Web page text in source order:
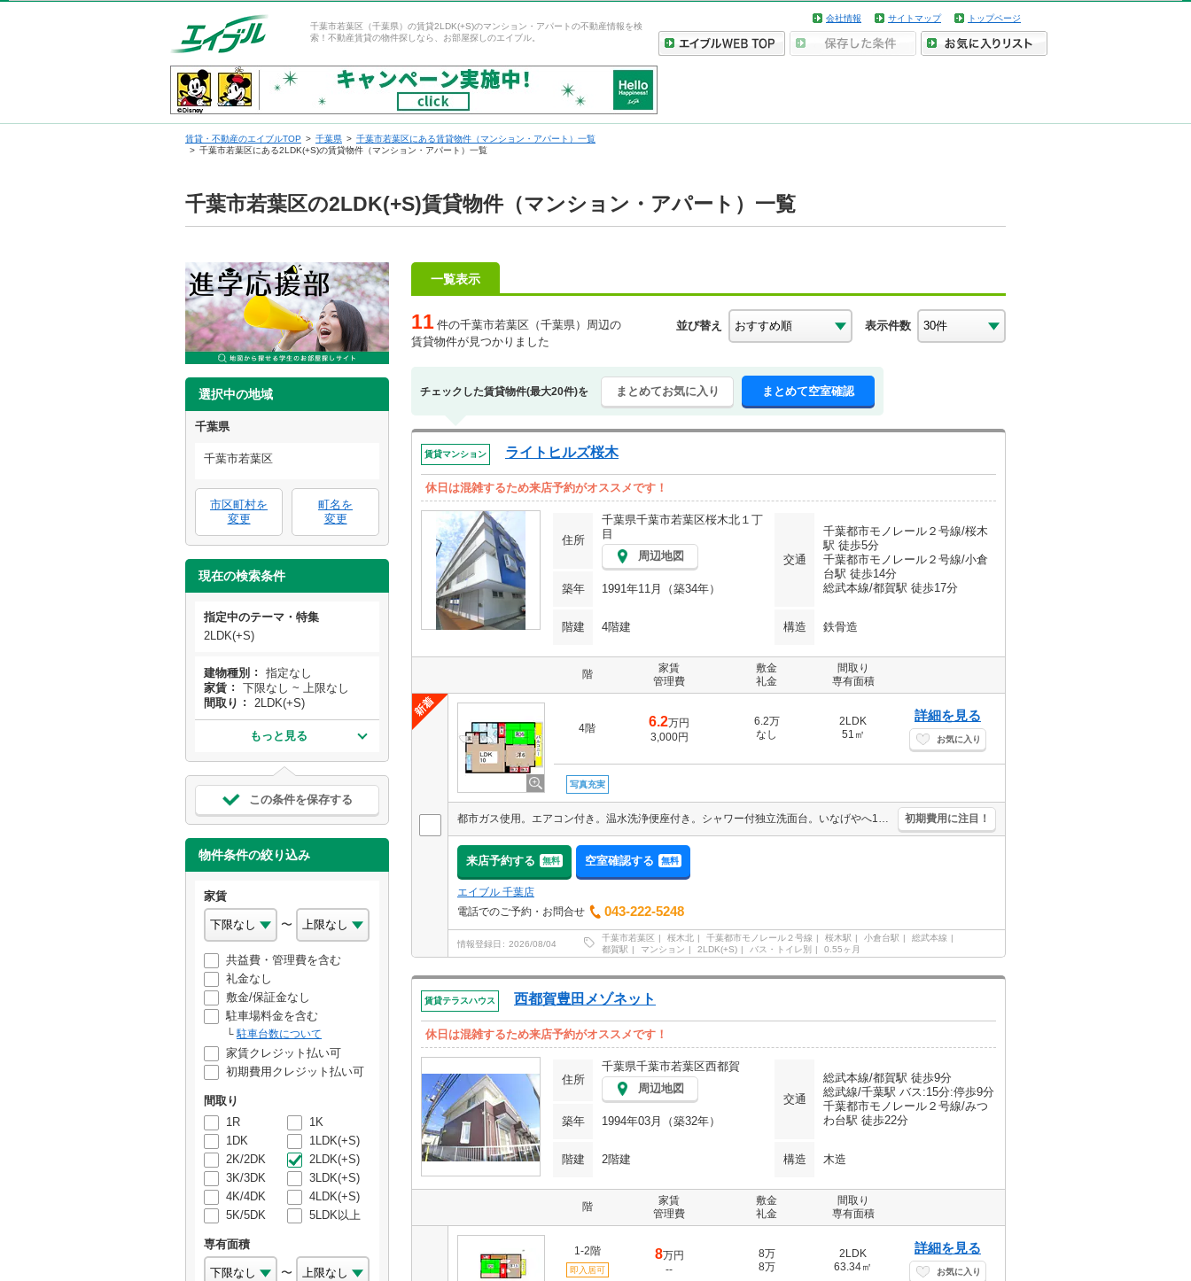
千葉市若葉区（千葉県）の賃貸2LDK(+S)のマンション・アパートの不動産情報を検
索！不動産賃貸の物件探しなら、お部屋探しのエイブル。
会社情報 サイトマップ トップページ
賃貸・不動産のエイブルTOP 千葉県
千葉市若葉区にある賃貸物件（マンション・アパート）一覧
千葉市若葉区にある2LDK(+S)の賃貸物件（マンション・アパート）一覧
千葉市若葉区の2LDK(+S)賃貸物件（マンション・アパート）一覧
選択中の地域
千葉県
千葉市若葉区
市区町村を
変更
町名を
変更
現在の検索条件
指定中のテーマ・特集
2LDK(+S)
建物種別
指定なし
家賃
下限なし ~ 上限なし
間取り
2LDK(+S)
もっと見る
この条件を保存する
物件条件の絞り込み
家賃
〜
共益費・管理費を含む
礼金なし
敷金/保証金なし
駐車場料金を含む
駐車台数について
家賃クレジット払い可
初期費用クレジット払い可
間取り
1R
1K
1DK
1LDK(+S)
2K/2DK
2LDK(+S)
3K/3DK
3LDK(+S)
4K/4DK
4LDK(+S)
5K/5DK
5LDK以上
専有面積
〜
一覧表示
11 件の千葉市若葉区（千葉県）周辺の
賃貸物件が見つかりました
並び替え 表示件数
チェックした賃貸物件(最大20件)を まとめてお気に入り まとめて空室確認
賃貸マンション ライトヒルズ桜木
休日は混雑するため来店予約がオススメです！
住所
千葉県千葉市若葉区桜木北１丁
目
周辺地図
交通
千葉都市モノレール２号線/桜木
駅 徒歩5分
千葉都市モノレール２号線/小倉
台駅 徒歩14分
総武本線/都賀駅 徒歩17分
築年 1991年11月（築34年）
階建 4階建 構造 鉄骨造
階
家賃
管理費
敷金
礼金
間取り
専有面積
4階 6.2万円
3,000円
6.2万
なし
2LDK
51㎡
詳細を見る
お気に入り
写真充実
都市ガス使用。エアコン付き。温水洗浄便座付き。シャワー付独立洗面台。いなげやへ160m。ローソンへ80m。いなげやへ160m。ファミリーレストランへ230m。くすりの福太郎へ650m。 初期費用に注目！
来店予約する 無料 空室確認する 無料
エイブル 千葉店
電話でのご予約・お問合せ
043-222-5248
情報登録日 2026/08/04
千葉市若葉区 桜木北 千葉都市モノレール２号線 桜木駅 小倉台駅
総武本線
都賀駅
マンション 2LDK(+S) バス・トイレ別 0.55ヶ月
賃貸テラスハウス 西都賀豊田メゾネット
休日は混雑するため来店予約がオススメです！
住所
千葉県千葉市若葉区西都賀
周辺地図
交通
総武本線/都賀駅 徒歩9分
総武線/千葉駅 バス:15分:停歩9分
千葉都市モノレール２号線/みつ
わ台駅 徒歩22分
築年 1994年03月（築32年）
階建 2階建 構造 木造
階
家賃
管理費
敷金
礼金
間取り
専有面積
1-2階
即入居可
8万円
--
8万
8万
2LDK
63.34㎡
詳細を見る
お気に入り